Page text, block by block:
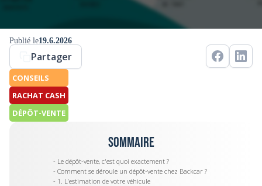
Publié le19.6.2026
Partager
CONSEILS
RACHAT CASH
DÉPÔT-VENTE
Sommaire
- Le dépôt-vente, c'est quoi exactement ?
- Comment se déroule un dépôt-vente chez Backcar ?
- 1. L’estimation de votre véhicule